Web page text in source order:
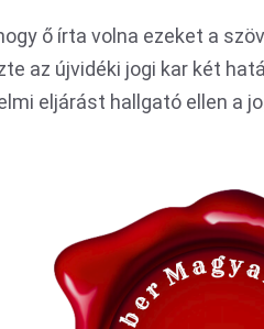
ő írta volna ezeket a
az újvidéki jogi kar két
eljárást hallgató ellen a